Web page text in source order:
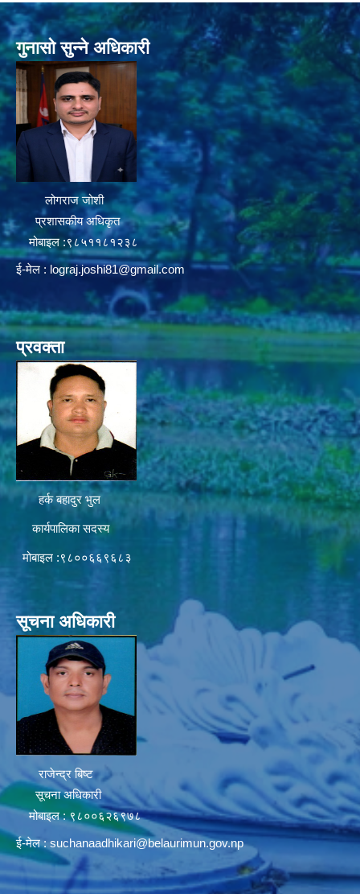
गुनासो सुन्ने अधिकारी
लोगराज जोशी
प्रशासकीय अधिकृत
मोबाइल :९८५११८१२३८
ई-मेल : lograj.joshi81@gmail.com
प्रवक्ता
हर्क बहादुर भुल
कार्यपालिका सदस्य
मोबाइल :९८००६६९६८३
सूचना अधिकारी
राजेन्द्र बिष्ट
सूचना अधिकारी
मोबाइल : ९८००६२६९७८
ई-मेल : suchanaadhikari@belaurimun.gov.np